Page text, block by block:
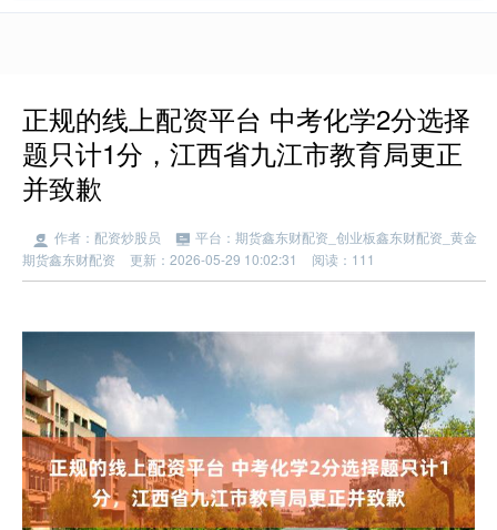
正规的线上配资平台 中考化学2分选择
题只计1分，江西省九江市教育局更正
并致歉
作者：配资炒股员
平台：期货鑫东财配资_创业板鑫东财配资_黄金
期货鑫东财配资
更新：2026-05-29 10:02:31 阅读：111